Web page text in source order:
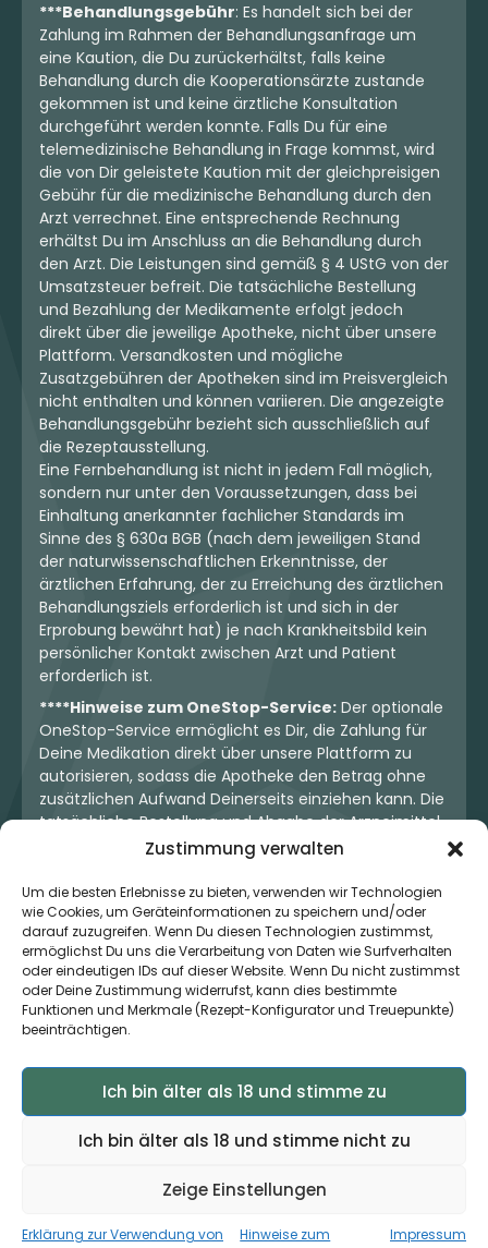
Zustimmung verwalten
Um die besten Erlebnisse zu bieten, verwenden wir Technologien
wie Cookies, um Geräteinformationen zu speichern und/oder
darauf zuzugreifen. Wenn Du diesen Technologien zustimmst,
ermöglichst Du uns die Verarbeitung von Daten wie Surfverhalten
oder eindeutigen IDs auf dieser Website. Wenn Du nicht zustimmst
oder Deine Zustimmung widerrufst, kann dies bestimmte
Funktionen und Merkmale (Rezept-Konfigurator und Treuepunkte)
beeinträchtigen.
Ich bin älter als 18 und stimme zu
Ich bin älter als 18 und stimme nicht zu
Zeige Einstellungen
Erklärung zur Verwendung von
Hinweise zum
Impressum
***Behandlungsgebühr: Es handelt sich bei der
Zahlung im Rahmen der Behandlungsanfrage um
eine Kaution, die Du zurückerhältst, falls keine
Behandlung durch die Kooperationsärzte zustande
gekommen ist und keine ärztliche Konsultation
durchgeführt werden konnte. Falls Du für eine
telemedizinische Behandlung in Frage kommst, wird
die von Dir geleistete Kaution mit der gleichpreisigen
Gebühr für die medizinische Behandlung durch den
Arzt verrechnet. Eine entsprechende Rechnung
erhältst Du im Anschluss an die Behandlung durch
den Arzt. Die Leistungen sind gemäß § 4 UStG von der
Umsatzsteuer befreit. Die tatsächliche Bestellung
und Bezahlung der Medikamente erfolgt jedoch
direkt über die jeweilige Apotheke, nicht über unsere
Plattform. Versandkosten und mögliche
Zusatzgebühren der Apotheken sind im Preisvergleich
nicht enthalten und können variieren. Die angezeigte
Behandlungsgebühr bezieht sich ausschließlich auf
die Rezeptausstellung.
Eine Fernbehandlung ist nicht in jedem Fall möglich,
sondern nur unter den Voraussetzungen, dass bei
Einhaltung anerkannter fachlicher Standards im
Sinne des § 630a BGB (nach dem jeweiligen Stand
der naturwissenschaftlichen Erkenntnisse, der
ärztlichen Erfahrung, der zu Erreichung des ärztlichen
Behandlungsziels erforderlich ist und sich in der
Erprobung bewährt hat) je nach Krankheitsbild kein
persönlicher Kontakt zwischen Arzt und Patient
erforderlich ist.
****Hinweise zum OneStop-Service: Der optionale
OneStop-Service ermöglicht es Dir, die Zahlung für
Deine Medikation direkt über unsere Plattform zu
autorisieren, sodass die Apotheke den Betrag ohne
zusätzlichen Aufwand Deinerseits einziehen kann. Die
tatsächliche Bestellung und Abgabe der Arzneimittel
erfolgt jedoch ausschließlich über die jeweilige
Dir und der Apotheke. Unser OneStop-Service stellt
kein pharmazeutisches Angebot dar, sondern dient
lediglich der komfortablen Zahlungsabwicklung. Die
Nutzung ist freiwillig und hat keinerlei Einfluss auf die
ärztliche Therapieentscheidung oder die Wahl der
verschriebenen Medikation. Apotheken sind rechtlich
unabhängig und unterliegen den gesetzlichen
© 2026 MedCanOneStop (MCOS GmbH) - Alle Rechte
vorbehalten.